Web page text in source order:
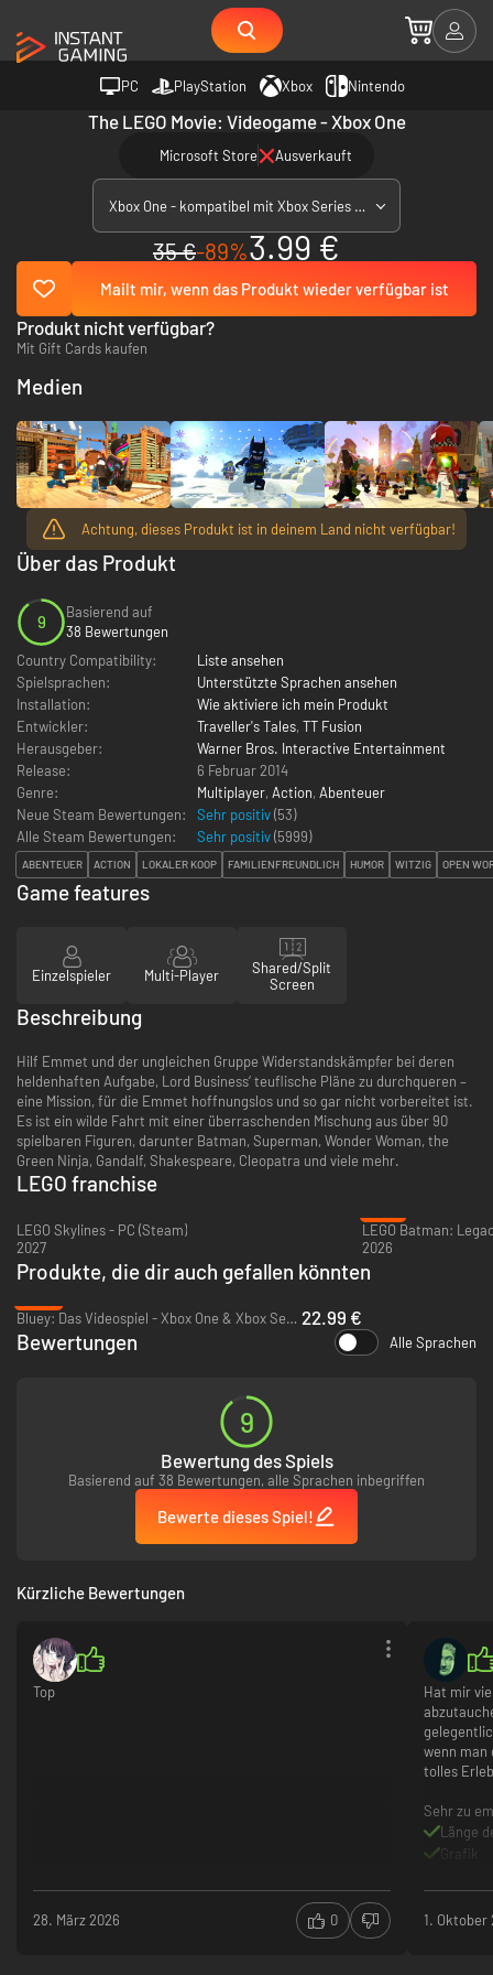
PC PlayStation Xbox Nintendo
The LEGO Movie: Videogame - Xbox One
Microsoft Store Ausverkauft
Xbox One - kompatibel mit Xbox Series X|S
35 €-89%3.99 €
Mailt mir, wenn das Produkt wieder verfügbar ist
Achtung, dieses Produkt ist in deinem Land nicht verfügbar!
Produkt nicht verfügbar?
Mit Gift Cards kaufen
Über das Produkt
9
Basierend auf
38 Bewertungen
Country Compatibility:
Liste ansehen
Spielsprachen:
Unterstützte Sprachen ansehen
Installation:
Wie aktiviere ich mein Produkt
Entwickler:
Traveller's Tales, TT Fusion
Herausgeber:
Warner Bros. Interactive Entertainment
Release:
6 Februar 2014
Genre:
Multiplayer, Action, Abenteuer
Neue Steam Bewertungen:
Sehr positiv(53)
Alle Steam Bewertungen:
Sehr positiv(5999)
ABENTEUER ACTION LOKALER KOOP FAMILIENFREUNDLICH HUMOR WITZIG OPEN
Medien
Game features
Einzelspieler Multi-Player
Shared/Split
Screen
Beschreibung
Hilf Emmet und der ungleichen Gruppe Widerstandskämpfer bei deren
heldenhaften Aufgabe, Lord Business‘ teuflische Pläne zu durchqueren –
eine Mission, für die Emmet hoffnungslos und so gar nicht vorbereitet ist.
Es ist ein wilde Fahrt mit einer überraschenden Mischung aus über 90
spielbaren Figuren, darunter Batman, Superman, Wonder Woman, the
Green Ninja, Gandalf, Shakespeare, Cleopatra und viele mehr.
LEGO franchise
LEGO Skylines - PC (Steam)
2027
2026
Produkte, die dir auch gefallen könnten
Bluey: Das Videospiel - Xbox One & Xbox Series X|S 22.99 €
Bewertungen Alle Sprachen
9
Bewertung des Spiels
Basierend auf 38 Bewertungen, alle Sprachen inbegriffen
Bewerte dieses Spiel!
Kürzliche Bewertungen
Top
28. März 2026 0
Hat mir
wenn man
tolles
Sehr zu
Länge
Grafik
1. Oktober